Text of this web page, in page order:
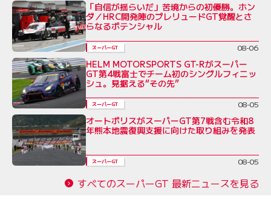
「自信が揺らいだ」苦境からの初優勝。ホン
ダ／HRC開発陣のプレリュードGT覚醒とさ
らなるポテンシャル
スーパーGT 08-06
HELM MOTORSPORTS GT-Rがスーパー
GT第4戦富士でチーム初のシングルフィニッ
シュ。見据える“その先”
スーパーGT 08-05
オートポリスがスーパーGT第7戦含む令和8
年熊本地震復興支援に向けた取り組みを発表
スーパーGT 08-05
すべてのスーパーGT 最新ニュースを見る